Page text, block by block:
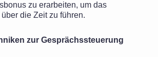
zu erarbeiten, um das
die Zeit zu führen.
zur Gesprächssteuerung